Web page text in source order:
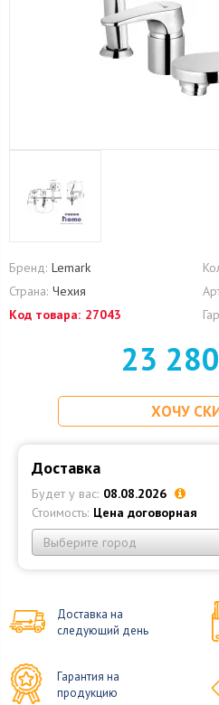
Бренд: Lemark
Страна: Чехия
Код товара: 27043
23
ХОЧУ
Доставка
Будет у вас: 08.08.2026
Стоимость: Цена договорная
Выберите город
Доставка на
следующий день
Гарантия на
продукцию